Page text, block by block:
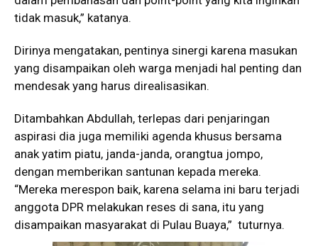
tidak masuk,” katanya.
Dirinya mengatakan, pentinya sinergi karena masukan
yang disampaikan oleh warga menjadi hal penting dan
mendesak yang harus direalisasikan.
Ditambahkan Abdullah, terlepas dari penjaringan
aspirasi dia juga memiliki agenda khusus bersama
anak yatim piatu, janda-janda, orangtua jompo,
dengan memberikan santunan kepada mereka.
“Mereka merespon baik, karena selama ini baru terjadi
anggota DPR melakukan reses di sana, itu yang
disampaikan masyarakat di Pulau Buaya,” tuturnya.